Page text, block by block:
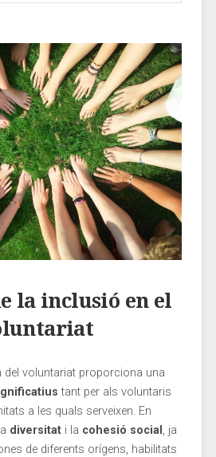
la inclusió en‍ el
del ​voluntariat proporciona⁣ una
tant per ‍als voluntaris
a les ​quals serveixen. En
diversitati la cohesió social ,⁣ ja
de diferents orígens, ⁢habilitats